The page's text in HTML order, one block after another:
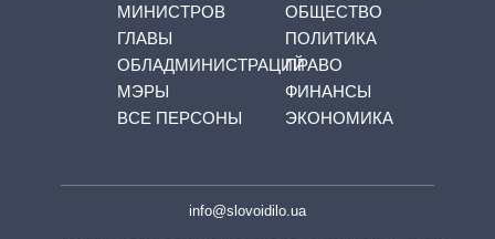
МИНИСТРОВ
ГЛАВЫ
ОБЛАДМИНИСТРАЦИЙ
МЭРЫ
ВСЕ ПЕРСОНЫ
ОБЩЕСТВО
ПОЛИТИКА
ПРАВО
ФИНАНСЫ
ЭКОНОМИКА
info@slovoidilo.ua